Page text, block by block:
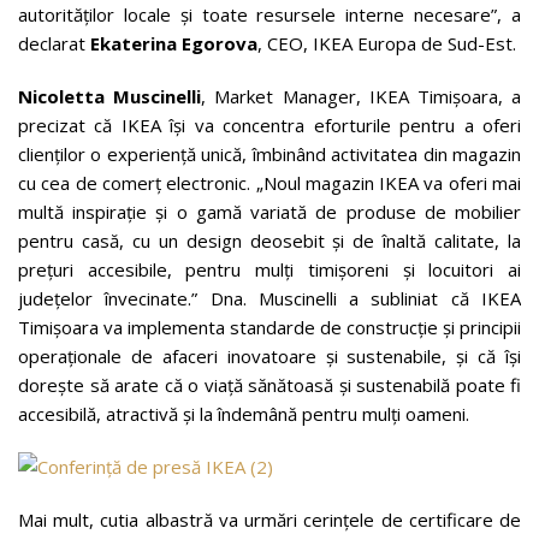
autorităților locale și toate resursele interne necesare”, a
declarat Ekaterina Egorova, CEO, IKEA Europa de Sud-Est.
Nicoletta Muscinelli, Market Manager, IKEA Timișoara, a
precizat că IKEA își va concentra eforturile pentru a oferi
clienților o experiență unică, îmbinând activitatea din magazin
cu cea de comerț electronic. „Noul magazin IKEA va oferi mai
multă inspirație și o gamă variată de produse de mobilier
pentru casă, cu un design deosebit și de înaltă calitate, la
prețuri accesibile, pentru mulți timișoreni și locuitori ai
județelor învecinate.” Dna. Muscinelli a subliniat că IKEA
Timișoara va implementa standarde de construcție și principii
operaționale de afaceri inovatoare și sustenabile, și că își
dorește să arate că o viață sănătoasă și sustenabilă poate fi
accesibilă, atractivă și la îndemână pentru mulți oameni.
Mai mult, cutia albastră va urmări cerințele de certificare de